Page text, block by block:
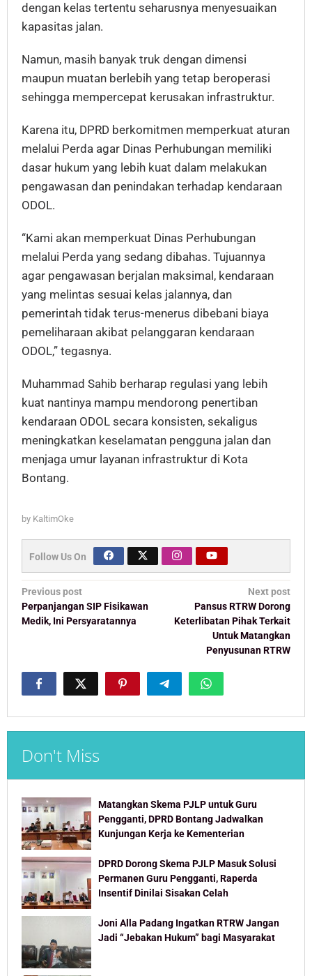
dengan kelas tertentu seharusnya menyesuaikan
kapasitas jalan.
Namun, masih banyak truk dengan dimensi
maupun muatan berlebih yang tetap beroperasi
sehingga mempercepat kerusakan infrastruktur.
Karena itu, DPRD berkomitmen memperkuat aturan
melalui Perda agar Dinas Perhubungan memiliki
dasar hukum yang lebih kuat dalam melakukan
pengawasan dan penindakan terhadap kendaraan
ODOL.
“Kami akan memperkuat Dinas Perhubungan
melalui Perda yang sedang dibahas. Tujuannya
agar pengawasan berjalan maksimal, kendaraan
yang melintas sesuai kelas jalannya, dan
pemerintah tidak terus-menerus dibebani biaya
pemeliharaan akibat pelanggaran kendaraan
ODOL,” tegasnya.
Muhammad Sahib berharap regulasi yang lebih
kuat nantinya mampu mendorong penertiban
kendaraan ODOL secara konsisten, sekaligus
meningkatkan keselamatan pengguna jalan dan
menjaga umur layanan infrastruktur di Kota
Bontang.
by KaltimOke
Follow Us On
Post
navigation
Previous post
Perpanjangan SIP Fisikawan
Medik, Ini Persyaratannya
Next post
Pansus RTRW Dorong
Keterlibatan Pihak Terkait
Untuk Matangkan
Penyusunan RTRW
Don't Miss
Matangkan Skema PJLP untuk Guru
Pengganti, DPRD Bontang Jadwalkan
Kunjungan Kerja ke Kementerian
DPRD Dorong Skema PJLP Masuk Solusi
Permanen Guru Pengganti, Raperda
Insentif Dinilai Sisakan Celah
Joni Alla Padang Ingatkan RTRW Jangan
Jadi “Jebakan Hukum” bagi Masyarakat